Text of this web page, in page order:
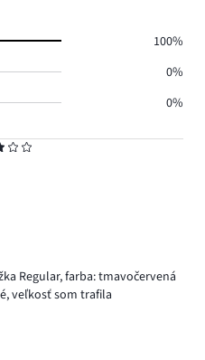
Regular,farba: tmavočervená
veľkosť som trafila
100%
0%
0%